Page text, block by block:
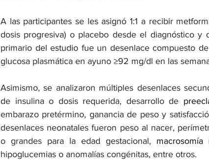
A las participantes se les asignó 1:1 a recibir
dosis progresiva) o placebo desde el diagnóstico y
primario del estudio fue un desenlace compuesto
glucosa plasmática en ayuno ≥92 mg/dl en las
Asimismo, se analizaron múltiples desenlaces
de insulina o dosis requerida, desarrollo de
embarazo pretérmino, ganancia de peso y
desenlaces neonatales fueron peso al nacer,
o grandes para la edad gestacional, macrosomía
hipoglucemias o anomalías congénitas, entre otros.